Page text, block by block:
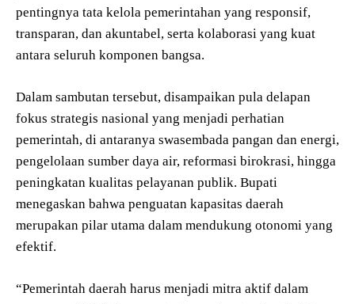
pentingnya tata kelola pemerintahan yang responsif,
transparan, dan akuntabel, serta kolaborasi yang kuat
antara seluruh komponen bangsa.
Dalam sambutan tersebut, disampaikan pula delapan
fokus strategis nasional yang menjadi perhatian
pemerintah, di antaranya swasembada pangan dan energi,
pengelolaan sumber daya air, reformasi birokrasi, hingga
peningkatan kualitas pelayanan publik. Bupati
menegaskan bahwa penguatan kapasitas daerah
merupakan pilar utama dalam mendukung otonomi yang
efektif.
“Pemerintah daerah harus menjadi mitra aktif dalam